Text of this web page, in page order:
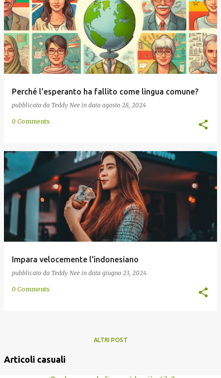
Perché l'esperanto ha fallito come lingua comune?
pubblicato da Teddy Nee in data agosto 28, 2024
0 Comments
Impara velocemente l'indonesiano
pubblicato da Teddy Nee in data giugno 23, 2024
0 Comments
ALTRI POST
Articoli casuali